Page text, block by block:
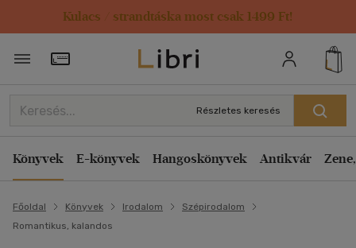
Kulacs / strandtáska most csak 1499 Ft!
Törzsvásárlói Kártya adatai
Részletes keresés
Könyvek E-könyvek Hangoskönyvek Antikvár
Főoldal Könyvek Irodalom
Szépirodalom
Romantikus, kalandos